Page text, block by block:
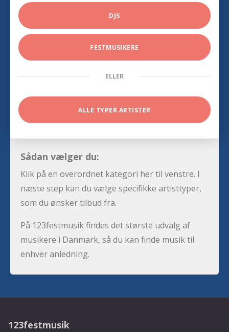
DJS
FESTMUSIKERE
ELLER
ALLE TYPER ARTISTER
Sådan vælger du:
Klik på en overordnet kategori her til venstre. I
næste step kan du vælge specifikke artisttyper,
som du ønsker tilbud fra.
På 123festmusik findes det største udvalg af
musikere i Danmark, så du kan finde musik til
enhver anledning.
123festmusik